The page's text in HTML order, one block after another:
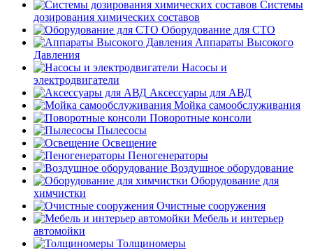
Системы
дозирования химических составов
Оборудование для СТО
Аппараты Высокого
Давления
Насосы и
электродвигатели
Аксессуары для АВД
Мойка самообслуживания
Поворотные консоли
Пылесосы
Освещение
Пеногенераторы
Воздушное оборудование
Оборудование для
химчистки
Очистные сооружения
Мебель и интерьер
автомойки
Толщиномеры